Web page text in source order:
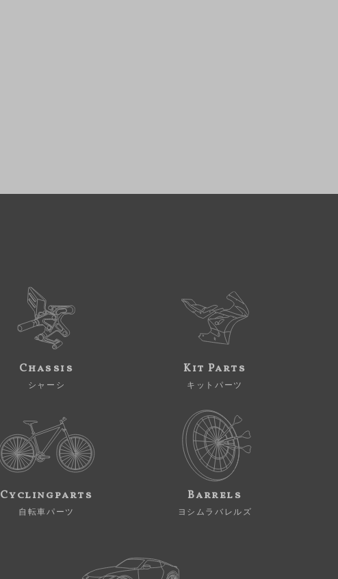
Chassis
シャーシ
Kit Parts
キットパーツ
Cyclingparts
自転車パーツ
Barrels
ヨシムラバレルズ